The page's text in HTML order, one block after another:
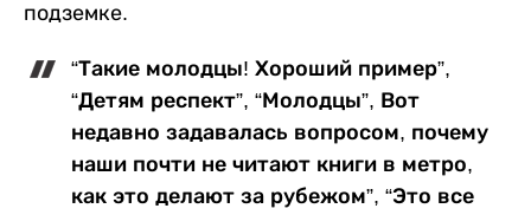
подземке.
“Такие молодцы! Хороший пример”,
“Детям респект”, “Молодцы”, Вот
недавно задавалась вопросом, почему
наши почти не читают книги в метро,
как это делают за рубежом”, “Это все